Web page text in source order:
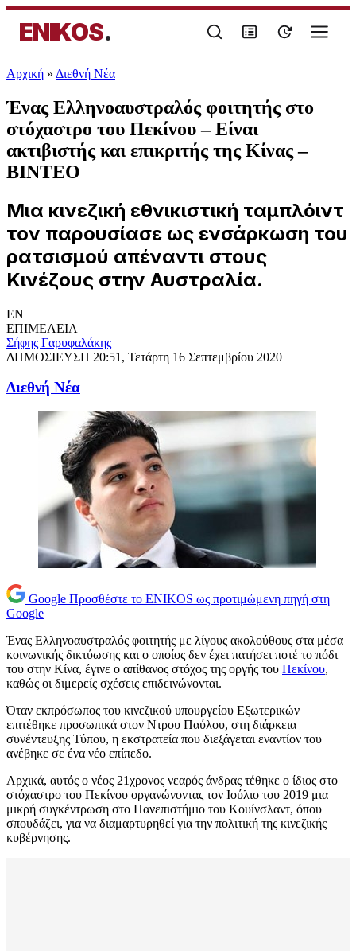
ENIKOS.
Αρχική » Διεθνή Νέα
Ένας Ελληνοαυστραλός φοιτητής στο
στόχαστρο του Πεκίνου – Είναι
ακτιβιστής και επικριτής της Κίνας –
ΒΙΝΤΕΟ
Μια κινεζική εθνικιστική ταμπλόιντ
τον παρουσίασε ως ενσάρκωση του
ρατσισμού απέναντι στους
Κινέζους στην Αυστραλία.
EN
ΕΠΙΜΕΛΕΙΑ
Σήφης Γαρυφαλάκης
ΔΗΜΟΣΙΕΥΣΗ 20:51, Τετάρτη 16 Σεπτεμβρίου 2020
Διεθνή Νέα
Google Προσθέστε το ENIKOS ως προτιμώμενη πηγή στη
Google
Ένας Ελληνοαυστραλός φοιτητής με λίγους ακολούθους στα μέσα
κοινωνικής δικτύωσης και ο οποίος δεν έχει πατήσει ποτέ το πόδι
του στην Κίνα, έγινε ο απίθανος στόχος της οργής του Πεκίνου,
καθώς οι διμερείς σχέσεις επιδεινώνονται.
Όταν εκπρόσωπος του κινεζικού υπουργείου Εξωτερικών
επιτέθηκε προσωπικά στον Ντρου Παύλου, στη διάρκεια
συνέντευξης Τύπου, η εκστρατεία που διεξάγεται εναντίον του
ανέβηκε σε ένα νέο επίπεδο.
Αρχικά, αυτός ο νέος 21χρονος νεαρός άνδρας τέθηκε ο ίδιος στο
στόχαστρο του Πεκίνου οργανώνοντας τον Ιούλιο του 2019 μια
μικρή συγκέντρωση στο Πανεπιστήμιο του Κουίνσλαντ, όπου
σπουδάζει, για να διαμαρτυρηθεί για την πολιτική της κινεζικής
κυβέρνησης.